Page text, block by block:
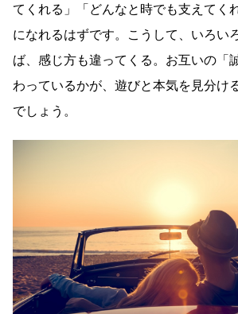
てくれる」「どんなと時でも支えてく
になれるはずです。こうして、いろい
ば、感じ方も違ってくる。お互いの「
わっているかが、遊びと本気を見分け
でしょう。